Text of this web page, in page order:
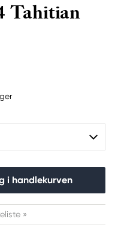
Tahitian
i handlekurven
»